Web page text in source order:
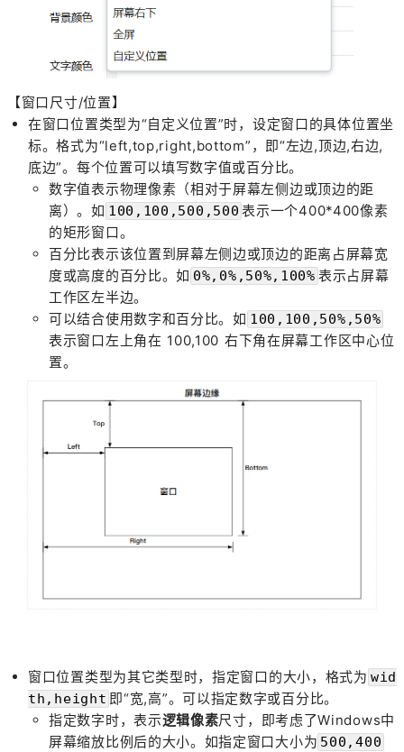
【窗口尺寸/位置】
在窗口位置类型为“自定义位置”时，设定窗口的具体位置坐
标。格式为“left,top,right,bottom”，即“左边,顶边,右边,
底边”。每个位置可以填写数字值或百分比。
数字值表示物理像素（相对于屏幕左侧边或顶边的距
离）。如 100,100,500,500 表示一个400*400像素
的矩形窗口。
百分比表示该位置到屏幕左侧边或顶边的距离占屏幕宽
度或高度的百分比。如 0%,0%,50%,100% 表示占屏幕
工作区左半边。
可以结合使用数字和百分比。如 100,100,50%,50%
表示窗口左上角在 100,100 右下角在屏幕工作区中心位
置。
窗口位置类型为其它类型时，指定窗口的大小，格式为 wid
th,height 即“宽,高”。可以指定数字或百分比。
指定数字时，表示逻辑像素尺寸，即考虑了Windows中
屏幕缩放比例后的大小。如指定窗口大小为 500,400